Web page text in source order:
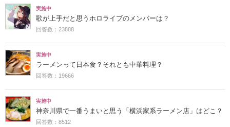
実施中
歌が上手だと思うホロライブのメンバーは？
回答数：23888
実施中
ラーメンって日本食？それとも中華料理？
回答数：19666
実施中
神奈川県で一番うまいと思う「横浜家系ラーメン店」はどこ？
回答数：8512